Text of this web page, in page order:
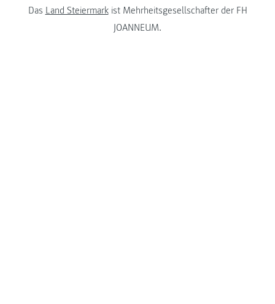
Das Land Steiermarkist Mehrheitsgesellschafter der FH
JOANNEUM.